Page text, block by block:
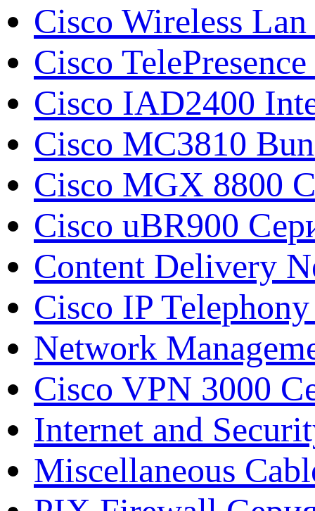
Cisco Wireless
Cisco
Cisco IAD2400
Cisco MC3810
Cisco MGX 8800
Cisco uBR900
Content Delivery
Cisco IP
Network
Cisco VPN 3000
Internet and
Miscellaneous